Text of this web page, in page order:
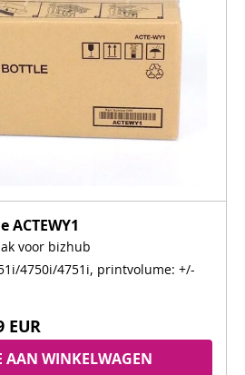
voor bizhub
4750i/4751i, printvolume: +/-
EUR
AAN WINKELWAGEN